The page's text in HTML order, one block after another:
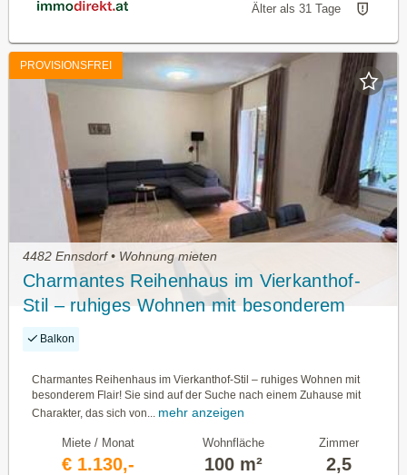
Älter als 31 Tage
PROVISIONSFREI
4482 Ennsdorf • Wohnung mieten
Charmantes Reihenhaus im Vierkanthof-
Stil – ruhiges Wohnen mit besonderem
Flair!
Balkon
Charmantes Reihenhaus im Vierkanthof-Stil – ruhiges Wohnen mit
besonderem Flair! Sie sind auf der Suche nach einem Zuhause mit
Charakter, das sich von... mehr anzeigen
Miete / Monat
€ 1.130,-
Wohnfläche
100 m²
Zimmer
2,5